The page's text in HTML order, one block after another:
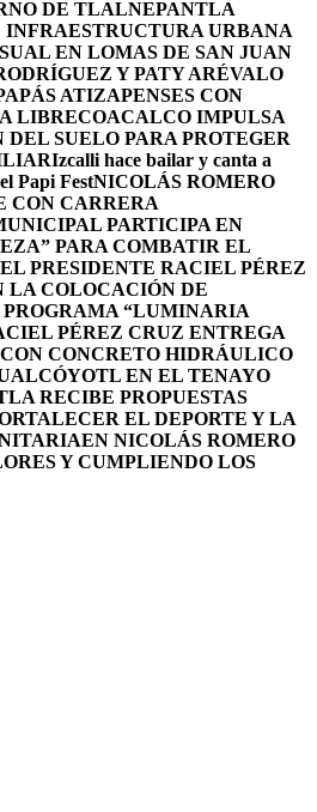
DE TLALNEPANTLA
INFRAESTRUCTURA URBANA
EN LOMAS DE SAN JUAN
Y PATY ARÉVALO
ATIZAPENSES CON
LIBRECOACALCO IMPULSA
SUELO PARA PROTEGER
Izcalli hace bailar y canta a
Papi FestNICOLÁS ROMERO
CON CARRERA
PARTICIPA EN
PARA COMBATIR EL
EL PRESIDENTE RACIEL PÉREZ
LA COLOCACIÓN DE
“LUMINARIA
PÉREZ CRUZ ENTREGA
CONCRETO HIDRÁULICO
EN EL TENAYO
RECIBE PROPUESTAS
EL DEPORTE Y LA
EN NICOLÁS ROMERO
Y CUMPLIENDO LOS